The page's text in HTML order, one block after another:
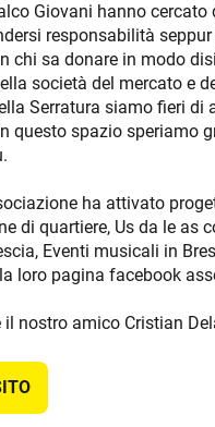
Giovani hanno
responsabilità
chi sa donare in modo
società del mercato e
Serratura siamo fieri
questo spazio speriamo
ha attivato
di quartiere, Us da le as
Eventi musicali in
loro pagina facebook
nostro amico Cristian